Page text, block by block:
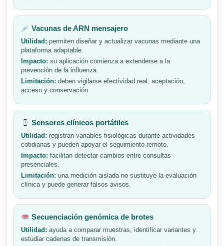
Vacunas de ARN mensajero
Utilidad: permiten diseñar y actualizar vacunas mediante una
plataforma adaptable.
Impacto: su aplicación comienza a extenderse a la
prevención de la influenza.
Limitación: deben vigilarse efectividad real, aceptación,
acceso y conservación.
Sensores clínicos portátiles
Utilidad: registran variables fisiológicas durante actividades
cotidianas y pueden apoyar el seguimiento remoto.
Impacto: facilitan detectar cambios entre consultas
presenciales.
Limitación: una medición aislada no sustituye la evaluación
clínica y puede generar falsos avisos.
Secuenciación genómica de brotes
Utilidad: ayuda a comparar muestras, identificar variantes y
estudiar cadenas de transmisión.